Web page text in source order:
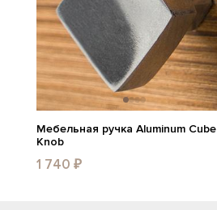
Мебельная ручка Aluminum Cube
Knob
1 740 ₽